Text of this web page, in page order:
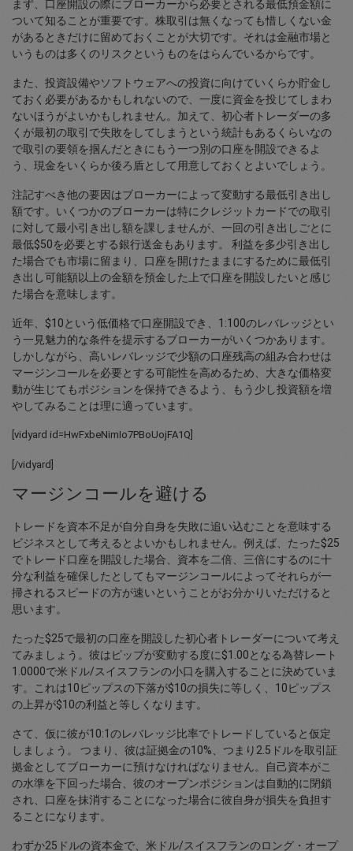
まず、口座開設の際にブローカーから必要とされる最低預金額に
ついて知ることが重要です。株取引は無くなっても惜しくない金
があるときだけに留めておくことが大切です。それは金融市場と
いうものは多くのリスクというものをはらんでいるからです。
また、投資設備やソフトウェアへの投資に向けていくらか貯金し
ておく必要があるかもしれないので、一度に資金を投じてしまわ
ないほうがよいかもしれません。加えて、初心者トレーダーの多
くが最初の取引で失敗をしてしまうという統計もあるくらいなの
で取引の要領を掴んだときにもう一つ別の口座を開設できるよ
う、現金をいくらか後ろ盾として用意しておくとよいでしょう。
注記すべき他の要因はブローカーによって変動する最低引き出し
額です。いくつかのブローカーは特にクレジットカードでの取引
に対して最小引き出し額を課しませんが、一回の引き出しごとに
最低$50を必要とする銀行送金もあります。 利益を多少引き出し
た場合でも市場に留まり、口座を開けたままにするために最低引
き出し可能額以上の金額を預金した上で口座を開設したいと感じ
た場合を意味します。
近年、$10という低価格で口座開設でき、1:100のレバレッジとい
う一見魅力的な条件を提示するブローカーがいくつかあります。
しかしながら、高いレバレッジで少額の口座残高の組み合わせは
マージンコールを必要とする可能性を高めるため、大きな価格変
動が生じてもポジションを保持できるよう、もう少し投資額を増
やしてみることは理に適っています。
[vidyard id=HwFxbeNimIo7PBoUojFA1Q]
[/vidyard]
マージンコールを避ける
トレードを資本不足が自分自身を失敗に追い込むことを意味する
ビジネスとして考えるとよいかもしれません。例えば、たった$25
でトレード口座を開設した場合、資本を二倍、三倍にするのに十
分な利益を確保したとしてもマージンコールによってそれらが一
掃されるスピードの方が速いということがお分かりいただけると
思います。
たった$25で最初の口座を開設した初心者トレーダーについて考え
てみましょう。彼はピップが変動する度に$1.00となる為替レート
1.0000で米ドル/スイスフランの小口を購入することに決めていま
す。これは10ピップスの下落が$10の損失に等しく、10ピップス
の上昇が$10の利益と等しくなります。
さて、仮に彼が10:1のレバレッジ比率でトレードしていると仮定
しましょう。 つまり、彼は証拠金の10%、つまり2.5ドルを取引証
拠金としてブローカーに預けなければなりません。自己資本がこ
の水準を下回った場合、彼のオープンポジションは自動的に閉鎖
され、口座を抹消することになった場合に彼自身が損失を負担す
ることになります。
わずか25ドルの資本金で、米ドル/スイスフランのロング・オープ